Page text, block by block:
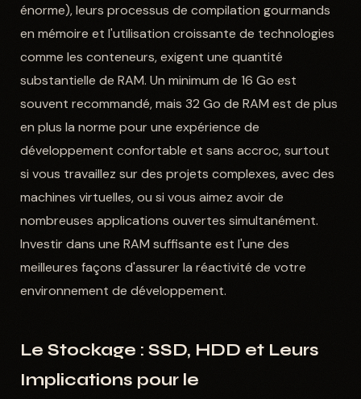
énorme), leurs processus de compilation gourmands
en mémoire et l'utilisation croissante de technologies
comme les conteneurs, exigent une quantité
substantielle de RAM. Un minimum de 16 Go est
souvent recommandé, mais 32 Go de RAM est de plus
en plus la norme pour une expérience de
développement confortable et sans accroc, surtout
si vous travaillez sur des projets complexes, avec des
machines virtuelles, ou si vous aimez avoir de
nombreuses applications ouvertes simultanément.
Investir dans une RAM suffisante est l'une des
meilleures façons d'assurer la réactivité de votre
environnement de développement.
Le Stockage : SSD, HDD et Leurs
Implications pour le